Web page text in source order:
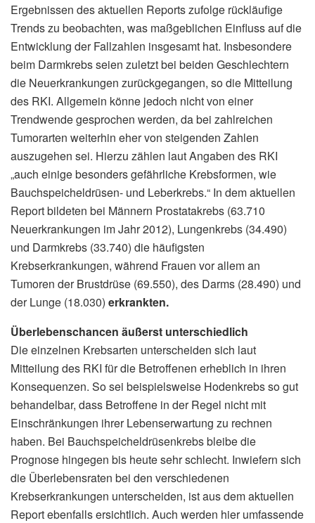
Ergebnissen des aktuellen Reports zufolge rückläufige
Trends zu beobachten, was maßgeblichen Einfluss auf die
Entwicklung der Fallzahlen insgesamt hat. Insbesondere
beim Darmkrebs seien zuletzt bei beiden Geschlechtern
die Neuerkrankungen zurückgegangen, so die Mitteilung
des RKI. Allgemein könne jedoch nicht von einer
Trendwende gesprochen werden, da bei zahlreichen
Tumorarten weiterhin eher von steigenden Zahlen
auszugehen sei. Hierzu zählen laut Angaben des RKI
„auch einige besonders gefährliche Krebsformen, wie
Bauchspeicheldrüsen- und Leberkrebs.“ In dem aktuellen
Report bildeten bei Männern Prostatakrebs (63.710
Neuerkrankungen im Jahr 2012), Lungenkrebs (34.490)
und Darmkrebs (33.740) die häufigsten
Krebserkrankungen, während Frauen vor allem an
Tumoren der Brustdrüse (69.550), des Darms (28.490) und
der Lunge (18.030) erkrankten.
Überlebenschancen äußerst unterschiedlich
Die einzelnen Krebsarten unterscheiden sich laut
Mitteilung des RKI für die Betroffenen erheblich in ihren
Konsequenzen. So sei beispielsweise Hodenkrebs so gut
behandelbar, dass Betroffene in der Regel nicht mit
Einschränkungen ihrer Lebenserwartung zu rechnen
haben. Bei Bauchspeicheldrüsenkrebs bleibe die
Prognose hingegen bis heute sehr schlecht. Inwiefern sich
die Überlebensraten bei den verschiedenen
Krebserkrankungen unterscheiden, ist aus dem aktuellen
Report ebenfalls ersichtlich. Auch werden hier umfassende